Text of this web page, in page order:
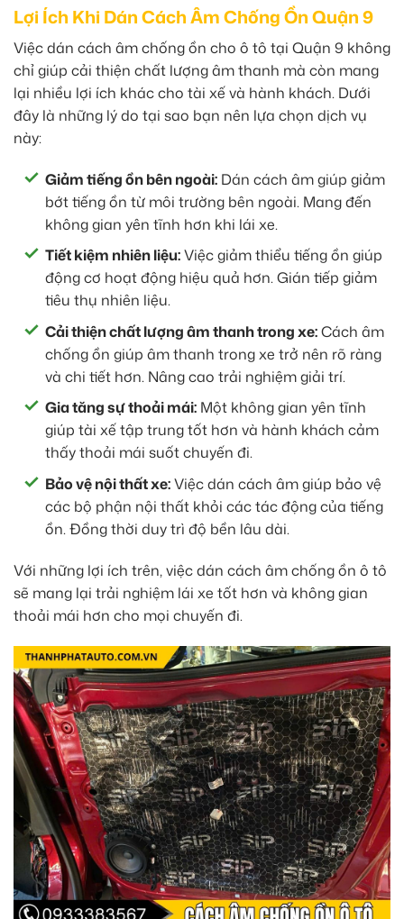
Lợi Ích Khi Dán Cách Âm Chống Ồn Quận 9
Việc dán cách âm chống ồn cho ô tô tại Quận 9 không
chỉ giúp cải thiện chất lượng âm thanh mà còn mang
lại nhiều lợi ích khác cho tài xế và hành khách. Dưới
đây là những lý do tại sao bạn nên lựa chọn dịch vụ
này:
Giảm tiếng ồn bên ngoài: Dán cách âm giúp giảm
bớt tiếng ồn từ môi trường bên ngoài. Mang đến
không gian yên tĩnh hơn khi lái xe.
Tiết kiệm nhiên liệu:Việc giảm thiểu tiếng ồn giúp
động cơ hoạt động hiệu quả hơn. Gián tiếp giảm
tiêu thụ nhiên liệu.
Cải thiện chất lượng âm thanh trong xe:Cách âm
chống ồn giúp âm thanh trong xe trở nên rõ ràng
và chi tiết hơn. Nâng cao trải nghiệm giải trí.
Gia tăng sự thoải mái: Một không gian yên tĩnh
giúp tài xế tập trung tốt hơn và hành khách cảm
thấy thoải mái suốt chuyến đi.
Bảo vệ nội thất xe:Việc dán cách âm giúp bảo vệ
các bộ phận nội thất khỏi các tác động của tiếng
ồn. Đồng thời duy trì độ bền lâu dài.
Với những lợi ích trên, việc dán cách âm chống ồn ô tô
sẽ mang lại trải nghiệm lái xe tốt hơn và không gian
thoải mái hơn cho mọi chuyến đi.